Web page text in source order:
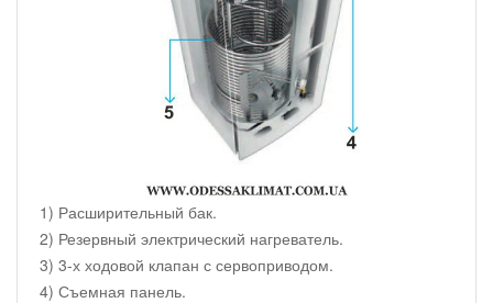
1) Расширительный бак.
2) Резервный электрический нагреватель.
3) 3-х ходовой клапан с сервоприводом.
4) Съемная панель.